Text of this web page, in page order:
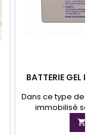
BATTERIE GEL
Dans ce type de
immobilisé
batteries Gel
de vie plus
